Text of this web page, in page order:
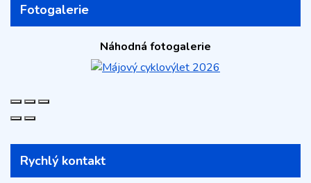
Fotogalerie
Náhodná fotogalerie
Rychlý kontakt